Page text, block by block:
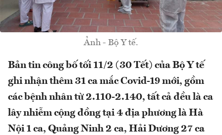
Ảnh - Bộ Y tế.
Bản tin công bố tối 11/2 (30 Tết) của Bộ Y tế
ghi nhận thêm 31 ca mắc Covid-19 mới, gồm
các bệnh nhân từ 2.110-2.140, tất cả đều là ca
lây nhiễm cộng đồng tại 4 địa phương là Hà
Nội 1 ca, Quảng Ninh 2 ca, Hải Dương 27 ca